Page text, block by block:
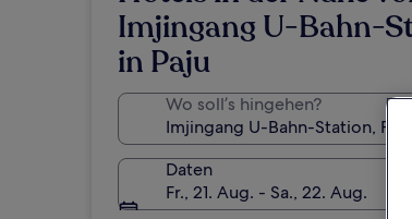
Imjingang U-Bahn-
in Paju
Wo soll’s hingehen?
Daten
Fr., 21. Aug. - Sa., 22. Aug.